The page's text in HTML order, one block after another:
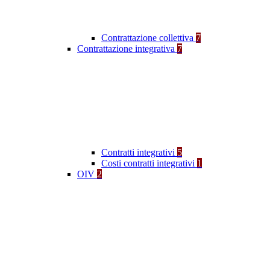
Contrattazione collettiva 7
Contrattazione integrativa 7
Contratti integrativi 5
Costi contratti integrativi 1
OIV 2